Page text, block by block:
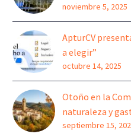
noviembre 5, 2025
ApturCV
a elegir”
octubre 14, 2025
Otoño en la
naturaleza y
septiembre 15,